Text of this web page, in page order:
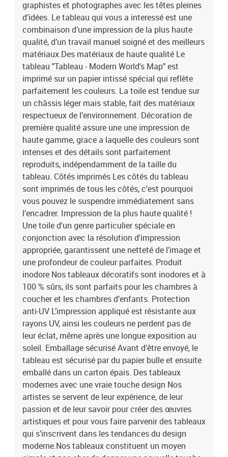
touche à vos intérieurs, et la large gamme de motifs satisfera
chaque goût. Notre offre comprend entre autres des natures
mortes, des paysages, des tableaux modernes pour le salon, des
tableaux abstraits, des reproductions de tableaux d’artistes
connus, des cartes du monde, des tableaux déco industrielle et
beaucoup d’autres.Le tableau est une décoration qui attire les
regards, indépendamment de la pièce dans laquelle il se trouve.
Parmi nos propositions, vous trouverez de grands tableaux pour le
salon, des tableaux majestueux pour les bureaux, des tableaux
apaisants pour les chambres à coucher, des tableaux qui
personnalisent l’intérieur et qui créent une ambiance unique, des
tableaux joyeux pour les chambres d’enfant, etc. Le tableau peut
également décorer les murs dans des endroits moins évidents
comme la cuisine, la salle de bains ou le couloir. Indépendamment
de la pièce où il se trouve, le tableau mural lui donnera un
caractère unique et créera une ambiance cosy pour tous les
habitants et invités. Le tableau est aussi un cadeau original pour
des occasions telles que :les anniversaires,le mariage comme
symbole d’une nouvelle vie,les pendaisons de crémaillère,Noël,la
Saint-Valentin,itp.Laissez le tableau "Tableau - Modern World's
Map" changer votre maison et celles de vos proches ! Dimensions
des panneaux:120x80: 40x80 40x80 40x8090x60: 30x60 30x60
30x60
graphistes et photographes avec les têtes pleines
d’idées. Le tableau qui vous a interessé est une
combinaison d’une impression de la plus haute
qualité, d’un travail manuel soigné et des meilleurs
matériaux.Des matériaux de haute qualité Le
tableau "Tableau - Modern World's Map" est
imprimé sur un papier intissé spécial qui reflète
parfaitement les couleurs. La toile est tendue sur
un châssis léger mais stable, fait des matériaux
respectueux de l’environnement. Décoration de
première qualité assure une une impression de
haute gamme, grace a laquelle des couleurs sont
intenses et des détails sont parfaitement
reproduits, indépendamment de la taille du
tableau. Côtés imprimés Les côtés du tableau
sont imprimés de tous les côtés, c'est pourquoi
vous pouvez le suspendre immédiatement sans
l’encadrer. Impression de la plus haute qualité !
Une toile d'un genre particulier spéciale en
conjonction avec la résolution d'impression
appropriée, garantissent une netteté de l’image et
une profondeur de couleur parfaites. Produit
inodore Nos tableaux décoratifs sont inodores et à
100 % sûrs, ils sont parfaits pour les chambres à
coucher et les chambres d’enfants. Protection
anti-UV L’impression appliqué est résistante aux
rayons UV, ainsi les couleurs ne perdent pas de
leur éclat, même après une longue exposition au
soleil. Emballage sécurisé Avant d’être envoyé, le
tableau est sécurisé par du papier bulle et ensuite
emballé dans un carton épais. Des tableaux
modernes avec une vraie touche design Nos
artistes se servent de leur expérience, de leur
passion et de leur savoir pour créer des œuvres
artistiques et pour vous faire parvenir des tableaux
qui s’inscrivent dans les tendances du design
moderne.Nos tableaux constituent un moyen